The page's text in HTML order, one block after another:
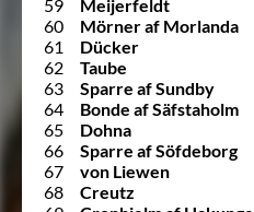
59
Meijerfeldt
60
Mörner af Morlanda
61
Dücker
62
Taube
63
Sparre af Sundby
64
Bonde af Säfstaholm
65
Dohna
66
Sparre af Söfdeborg
67
von Liewen
68
Creutz